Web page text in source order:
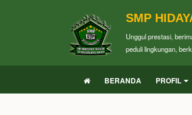
SMP
Unggul prestasi,
peduli lingkungan,
BERANDA PROFIL